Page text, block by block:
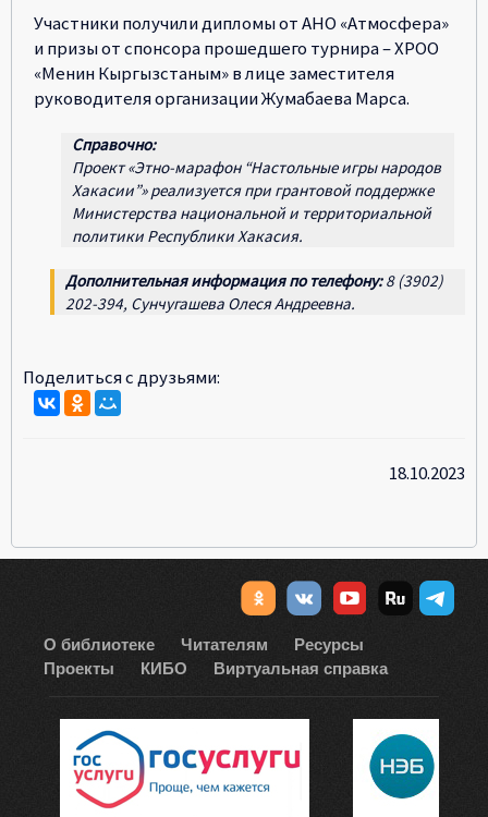
Участники получили дипломы от АНО «Атмосфера»
и призы от спонсора прошедшего турнира – ХРОО
«Менин Кыргызстаным» в лице заместителя
руководителя организации Жумабаева Марса.
Справочно:
Проект «Этно-марафон “Настольные игры народов
Хакасии”» реализуется при грантовой поддержке
Министерства национальной и территориальной
политики Республики Хакасия.
Дополнительная информация по телефону:8 (3902)
202-394, Сунчугашева Олеся Андреевна.
Поделиться с друзьями:
18.10.2023
О библиотеке Читателям
Ресурсы
Проекты
КИБО Виртуальная справка